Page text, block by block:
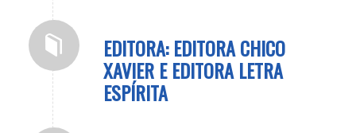
EDITORA: EDITORA CHICO
XAVIER E EDITORA LETRA
ESPÍRITA